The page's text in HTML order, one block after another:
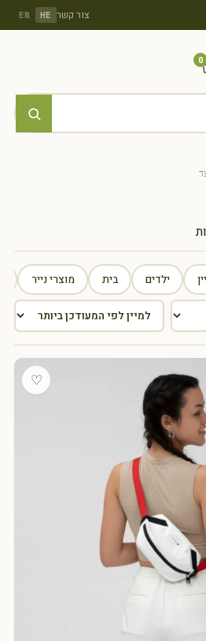
צור קשר HE
EN
0
ילדים בית מוצרי נייר
♡